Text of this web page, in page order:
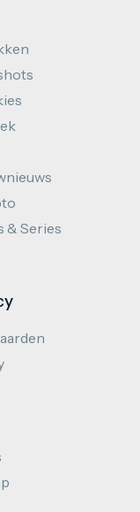
& Series